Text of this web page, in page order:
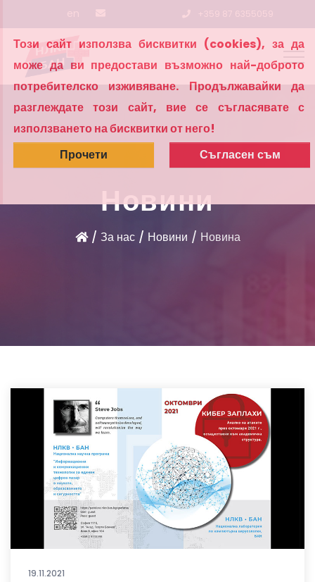
Новини
За нас Новини Новина
19.11.2021
Този сайт използва бисквитки (cookies), за да
може да ви предостави възможно най-доброто
потребителско изживяване. Продължавайки да
разглеждате този сайт, вие се съгласявате с
използването на бисквитки от него!
Прочети
Съгласен съм